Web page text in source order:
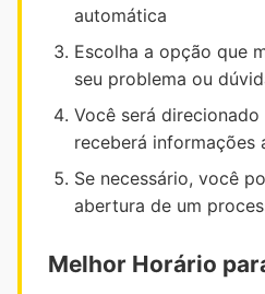
automática
Escolha a opção que
seu problema ou
Você será
receberá informações
Se necessário, você
abertura de um
Melhor Horário